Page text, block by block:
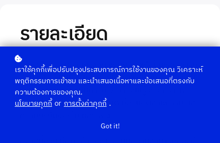
รายละเอียด
คลาส "การวิเคราะห์ปัจจัยเชิงคุณภาพ" เป็นหลักสูตรที่
สอนวิธีประเมินบริษัทจากลักษณะพิเศษที่ตัวเลขอาจไม่
สามารถบอกได้ทั้งหมด คุณจะได้เรียนรู้วิธีวิเคราะห์
ปัจจัยสำคัญเกี่ยวกับลูกค้า จุดแข็งในอุตสาหกรรม และ
เราใช้คุกกี้เพื่อปรับปรุงประสบการณ์การใช้งานของคุณ วิเคราะห์
พฤติกรรมการเข้าชม และนำเสนอเนื้อหาและข้อเสนอที่ตรงกับ
ความต้องการของคุณ.
นโยบายคุกกี้ or การตั้งค่าคุกกี้ .
Got it!